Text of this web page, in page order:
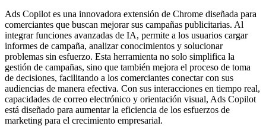
Ads Copilot es una innovadora extensión de Chrome diseñada para
comerciantes que buscan mejorar sus campañas publicitarias. Al
integrar funciones avanzadas de IA, permite a los usuarios cargar
informes de campaña, analizar conocimientos y solucionar
problemas sin esfuerzo. Esta herramienta no solo simplifica la
gestión de campañas, sino que también mejora el proceso de toma
de decisiones, facilitando a los comerciantes conectar con sus
audiencias de manera efectiva. Con sus interacciones en tiempo real,
capacidades de correo electrónico y orientación visual, Ads Copilot
está diseñado para aumentar la eficiencia de los esfuerzos de
marketing para el crecimiento empresarial.